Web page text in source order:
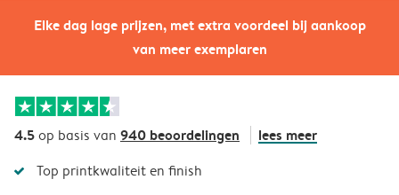
Elke dag lage prijzen, met extra voordeel bij aankoop
van meer exemplaren
4.5op basis van 940 beoordelingen lees meer
Top printkwaliteit en finish